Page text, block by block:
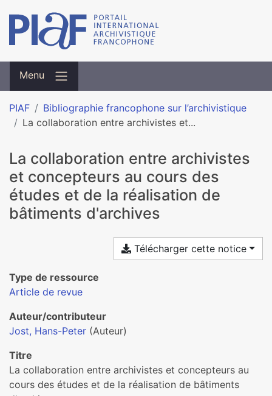
Menu
PIAF
Bibliographie francophone sur l’archivistique
La collaboration entre archivistes et...
La collaboration entre archivistes
et concepteurs au cours des
études et de la réalisation de
bâtiments d'archives
Télécharger cette notice
Type de ressource
Article de revue
Auteur/contributeur
Jost, Hans-Peter (Auteur)
Titre
La collaboration entre archivistes et concepteurs au
cours des études et de la réalisation de bâtiments